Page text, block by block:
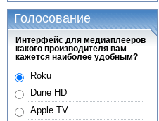
Голосование
Интерфейс для медиаплееров
какого производителя вам
кажется наиболее удобным?
Roku
Dune HD
Apple TV